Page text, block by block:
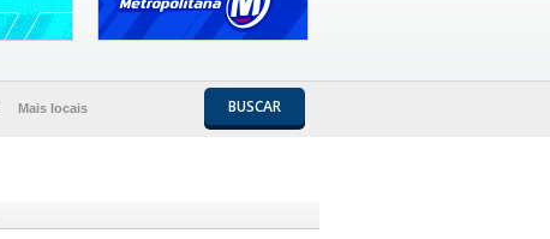
Mais locais BUSCAR